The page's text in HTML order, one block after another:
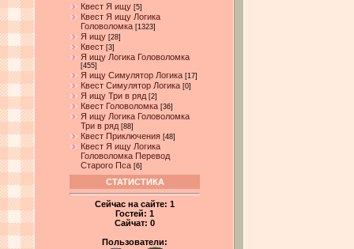
Квест Я ищу [5]
Квест Я ищу Логика
Головоломка [1323]
Я ищу [28]
Квест [3]
Я ищу Логика Головоломка
[455]
Я ищу Симулятор Логика [17]
Квест Симулятор Логика [0]
Я ищу Три в ряд [2]
Квест Головоломка [36]
Я ищу Логика Головоломка
Три в ряд [88]
Квест Приключения [48]
Квест Я ищу Логика
Головоломка Перевод
Старого Пса [6]
СТАТИСТИКА
Сейчас на сайте: 1
Гостей: 1
Сайчат: 0
Пользователи: